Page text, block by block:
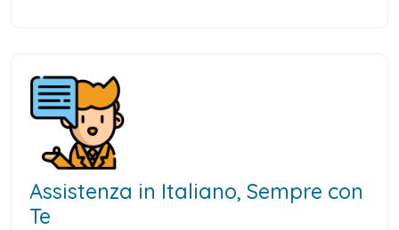
Assistenza in Italiano, Sempre con
Te